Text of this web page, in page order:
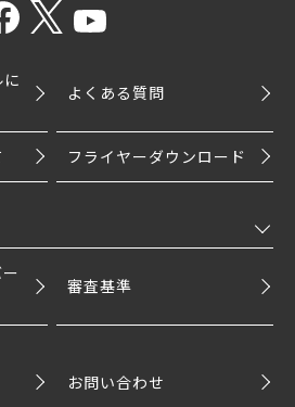
よくある質問
フライヤーダウンロード
審査基準
お問い合わせ